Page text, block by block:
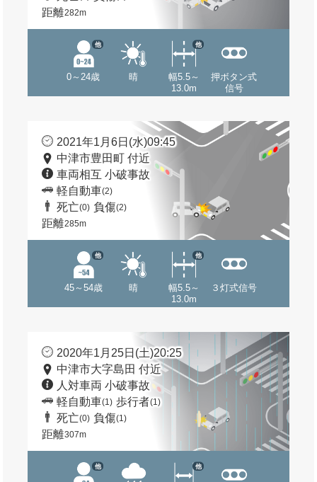
距離282m
0～24歳
他
晴
幅5.5～
13.0m
他
押ボタン式
信号
2021年1月6日(水)09:45
中津市豊田町 付近
車両相互 小破事故
軽自動車(2)
死亡(0) 負傷(2)
距離285m
45～54歳
他
晴
幅5.5～
13.0m
他
３灯式信号
2020年1月25日(土)20:25
中津市大字島田 付近
人対車両 小破事故
軽自動車(1) 歩行者(1)
死亡(0) 負傷(1)
距離307m
他 他